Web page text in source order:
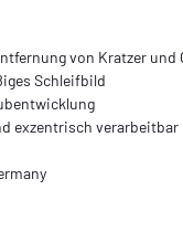
von Kratzer und
Schleifbild
exzentrisch verarbeitbar